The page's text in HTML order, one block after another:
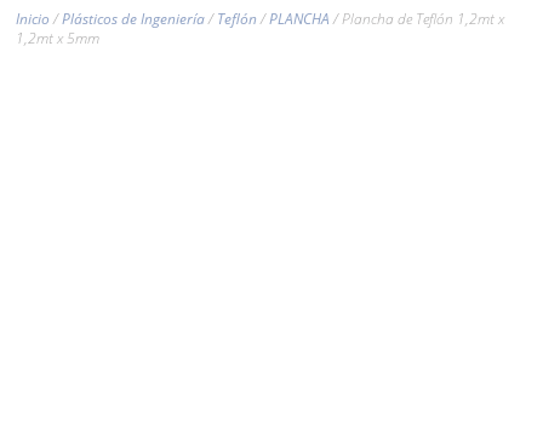
Inicio/Plásticos de Ingeniería/Teflón/PLANCHA/ Plancha de Teflón 1,2mt x
1,2mt x 5mm